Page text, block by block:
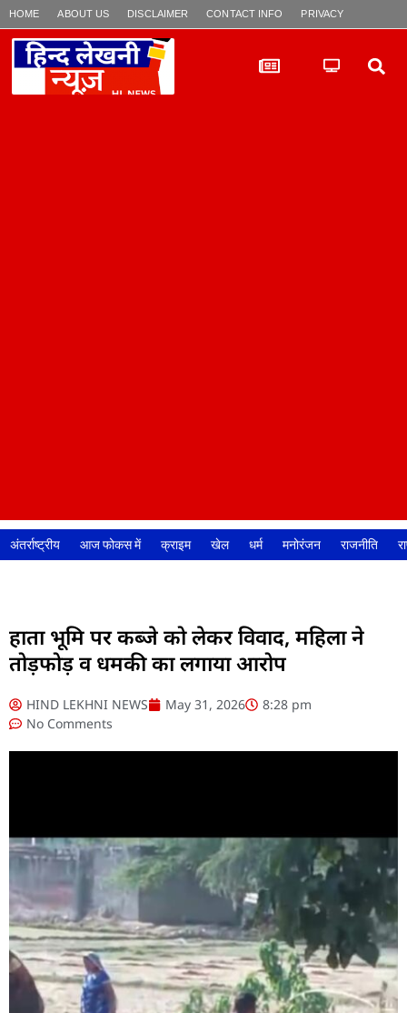
HOME ABOUT US DISCLAIMER CONTACT INFO PRIVACY POLICY
अंतर्राष्ट्रीय आज फोकस में क्राइम खेल धर्म मनोरंजन राजनीति
हाता भूमि पर कब्जे को लेकर विवाद, महिला ने
तोड़फोड़ व धमकी का लगाया आरोप
HIND LEKHNI NEWS May 31, 2026
8:28 pm
No Comments